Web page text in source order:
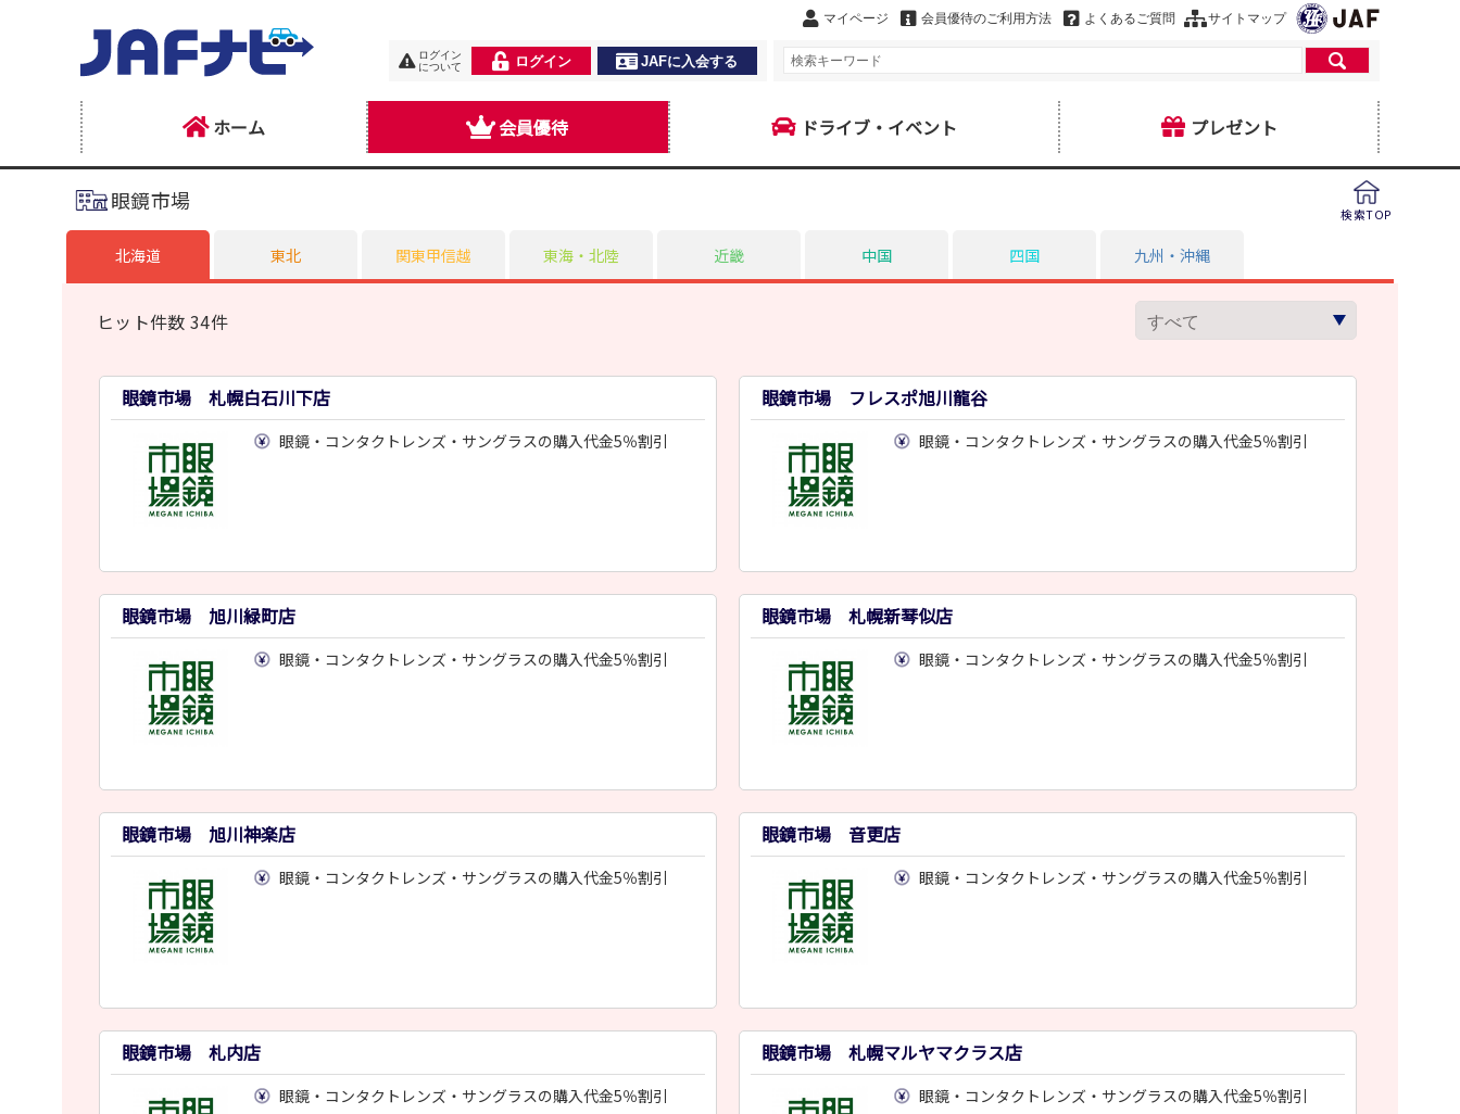
マイページ 会員優待のご利用方法 よくあるご質問 サイトマップ
ログイン
について
ログイン JAFに入会する
ホーム 会員優待 ドライブ・イベント プレゼント
眼鏡市場
検索TOP
北海道 東北 関東甲信越 東海・北陸 近畿 中国 四国 九州・沖縄
ヒット件数 34件
眼鏡市場 札幌白石川下店
眼鏡・コンタクトレンズ・サングラスの購入代金5％割引
眼鏡市場 フレスポ旭川龍谷
眼鏡・コンタクトレンズ・サングラスの購入代金5％割引
眼鏡市場 旭川緑町店
眼鏡・コンタクトレンズ・サングラスの購入代金5％割引
眼鏡市場 札幌新琴似店
眼鏡・コンタクトレンズ・サングラスの購入代金5％割引
眼鏡市場 旭川神楽店
眼鏡・コンタクトレンズ・サングラスの購入代金5％割引
眼鏡市場 音更店
眼鏡・コンタクトレンズ・サングラスの購入代金5％割引
眼鏡市場 札内店
眼鏡・コンタクトレンズ・サングラスの購入代金5％割引
眼鏡市場 札幌マルヤマクラス店
眼鏡・コンタクトレンズ・サングラスの購入代金5％割引